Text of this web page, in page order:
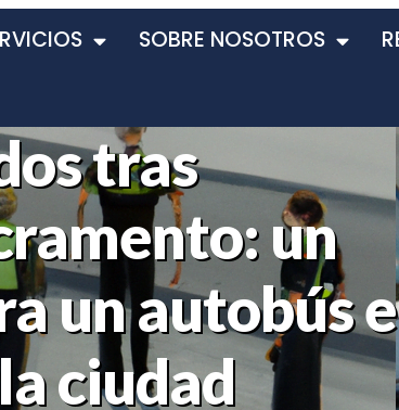
SOBRE NOSOTROS
tras
un
un autobús
ciudad